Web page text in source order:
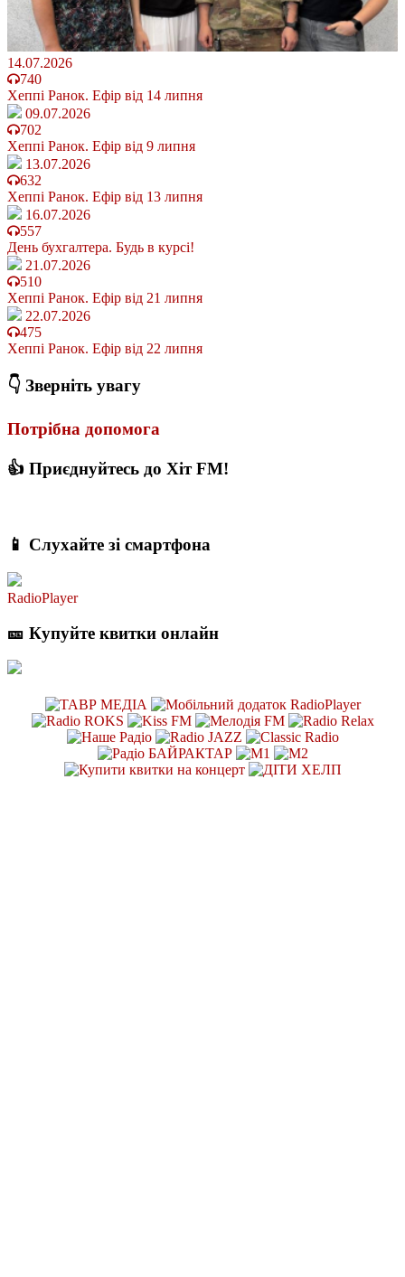
14.07.2026
740
Хеппі Ранок. Ефір від 14 липня
09.07.2026
702
Хеппі Ранок. Ефір від 9 липня
13.07.2026
632
Хеппі Ранок. Ефір від 13 липня
16.07.2026
557
День бухгалтера. Будь в курсі!
21.07.2026
510
Хеппі Ранок. Ефір від 21 липня
22.07.2026
475
Хеппі Ранок. Ефір від 22 липня
👇 Зверніть увагу
Потрібна допомога
👍 Приєднуйтесь до Хіт FM!
📱 Слухайте зі смартфона
RadioPlayer
🎫 Купуйте квитки онлайн